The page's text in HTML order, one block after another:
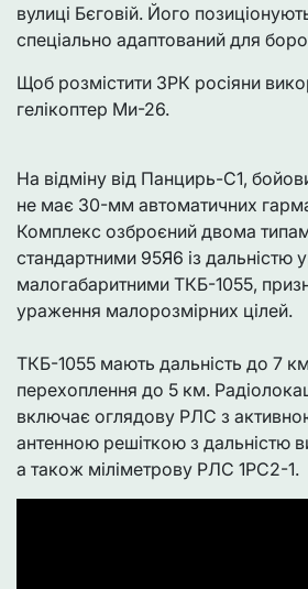
вулиці Бєговій. Його
спеціально адаптований для
Щоб розмістити ЗРК росіяни
гелікоптер Ми-26.
На відміну від Панцирь-С1,
не має 30-мм автоматичних
Комплекс озброєний двома
стандартними 95Я6 із
малогабаритними ТКБ-1055,
ураження малорозмірних цілей.
ТКБ-1055 мають дальність до 7
перехоплення до 5 км.
включає оглядову РЛС з
антенною решіткою з дальністю
а також міліметрову РЛС 1РС2-1.